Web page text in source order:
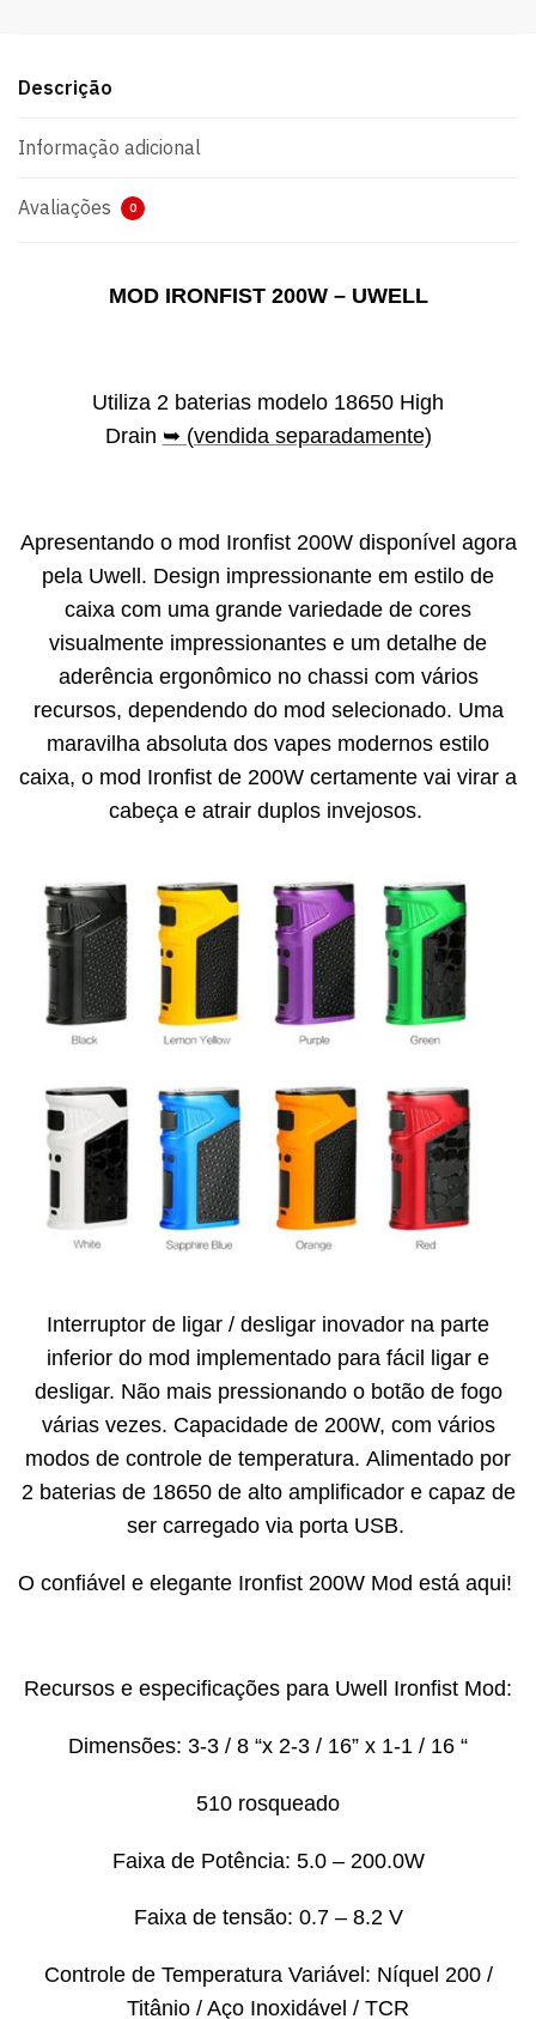
Descrição
Informação adicional
Avaliações 0
​MOD IRONFIST 200W – UWELL
Utiliza 2 baterias modelo 18650 High
Drain ➥ (vendida separadamente)
Apresentando o mod Ironfist 200W disponível agora
pela Uwell. Design impressionante em estilo de
caixa com uma grande variedade de cores
visualmente impressionantes e um detalhe de
aderência ergonômico no chassi com vários
recursos, dependendo do mod selecionado. Uma
maravilha absoluta dos vapes modernos estilo
caixa, o mod Ironfist de 200W certamente vai virar a
cabeça e atrair duplos invejosos.
Interruptor de ligar / desligar inovador na parte
inferior do mod implementado para fácil ligar e
desligar. Não mais pressionando o botão de fogo
várias vezes. Capacidade de 200W, com vários
modos de controle de temperatura. Alimentado por
2 baterias de 18650 de alto amplificador e capaz de
ser carregado via porta USB.
O confiável e elegante Ironfist 200W Mod está aqui!
Recursos e especificações para Uwell Ironfist Mod:
Dimensões: 3-3 / 8 “x 2-3 / 16” x 1-1 / 16 “
510 rosqueado
Faixa de Potência: 5.0 – 200.0W
Faixa de tensão: 0.7 – 8.2 V
Controle de Temperatura Variável: Níquel 200 /
Titânio / Aço Inoxidável / TCR